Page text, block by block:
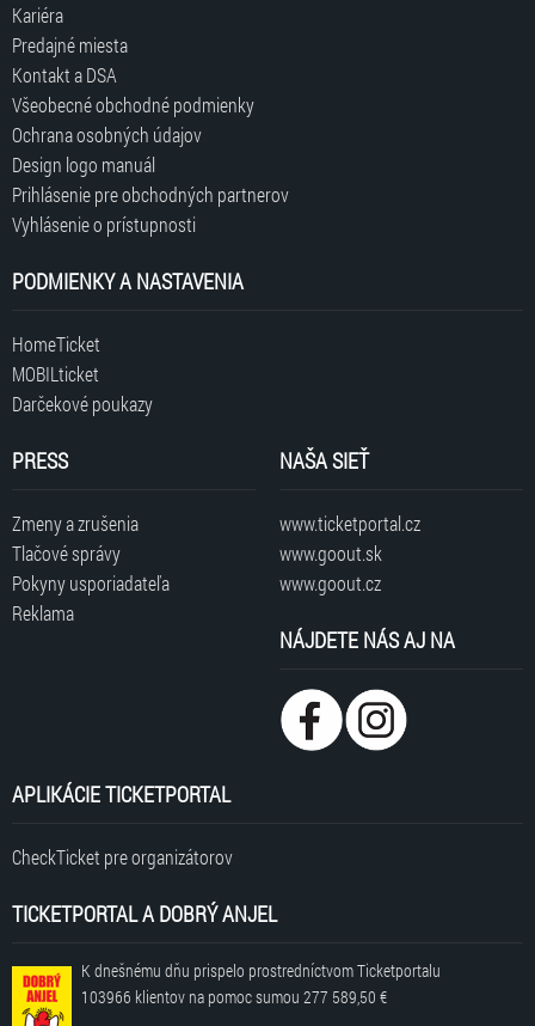
Kariéra
Predajné miesta
Kontakt a DSA
Všeobecné obchodné podmienky
Ochrana osobných údajov
Design logo manuál
Prihlásenie pre obchodných partnerov
Vyhlásenie o prístupnosti
PODMIENKY A NASTAVENIA
HomeTicket
MOBILticket
Darčekové poukazy
PRESS
Zmeny a zrušenia
Tlačové správy
Pokyny usporiadateľa
Reklama
NAŠA SIEŤ
www.ticketportal.cz
www.goout.sk
www.goout.cz
NÁJDETE NÁS AJ NA
APLIKÁCIE TICKETPORTAL
CheckTicket pre organizátorov
TICKETPORTAL A DOBRÝ ANJEL
K dnešnému dňu prispelo prostredníctvom Ticketportalu
103966 klientov na pomoc sumou 277 589,50 €